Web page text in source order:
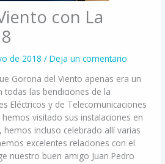
con La
de 2018/Deja un comentario
Gorona del Viento apenas era un
todas las bendiciones de la
Eléctricos y de Telecomunicaciones
visitado sus instalaciones en
incluso celebrado allí varias
excelentes relaciones con el
nuestro buen amigo Juan Pedro